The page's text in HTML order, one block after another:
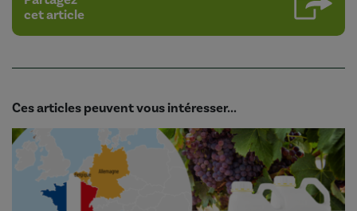
cet article
Ces articles peuvent vous intéresser...